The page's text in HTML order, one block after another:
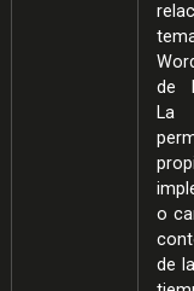
de
La
o
de